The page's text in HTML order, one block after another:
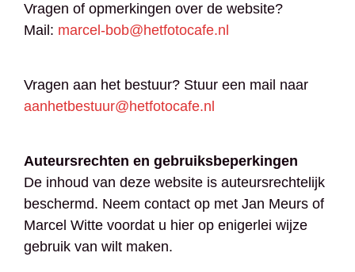
Vragen of opmerkingen over de website?
Mail: marcel-bob@hetfotocafe.nl
Vragen aan het bestuur? Stuur een mail naar
aanhetbestuur@hetfotocafe.nl
Auteursrechten en gebruiksbeperkingen
De inhoud van deze website is auteursrechtelijk
beschermd. Neem contact op met Jan Meurs of
Marcel Witte voordat u hier op enigerlei wijze
gebruik van wilt maken.